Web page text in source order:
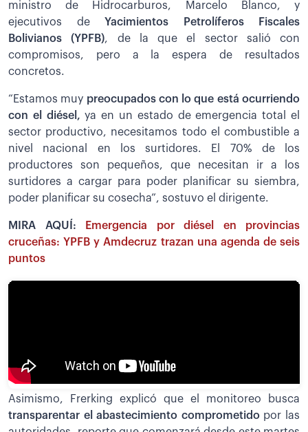
ministro de Hidrocarburos, Marcelo Blanco, y
ejecutivos de Yacimientos Petrolíferos Fiscales
Bolivianos (YPFB), de la que el sector salió con
compromisos, pero a la espera de resultados
concretos.
“Estamos muy preocupados con lo que está ocurriendo
con el diésel, ya en un estado de emergencia total el
sector productivo, necesitamos todo el combustible a
nivel nacional en los surtidores. El 70% de los
productores son pequeños, que necesitan ir a los
surtidores a cargar para poder planificar su siembra,
poder planificar su cosecha”, sostuvo el dirigente.
MIRA AQUÍ:
Emergencia por diésel en provincias
cruceñas: YPFB y Amdecruz trazan una agenda de seis
puntos
Asimismo, Frerking explicó que el monitoreo busca
transparentar el abastecimiento comprometido por las